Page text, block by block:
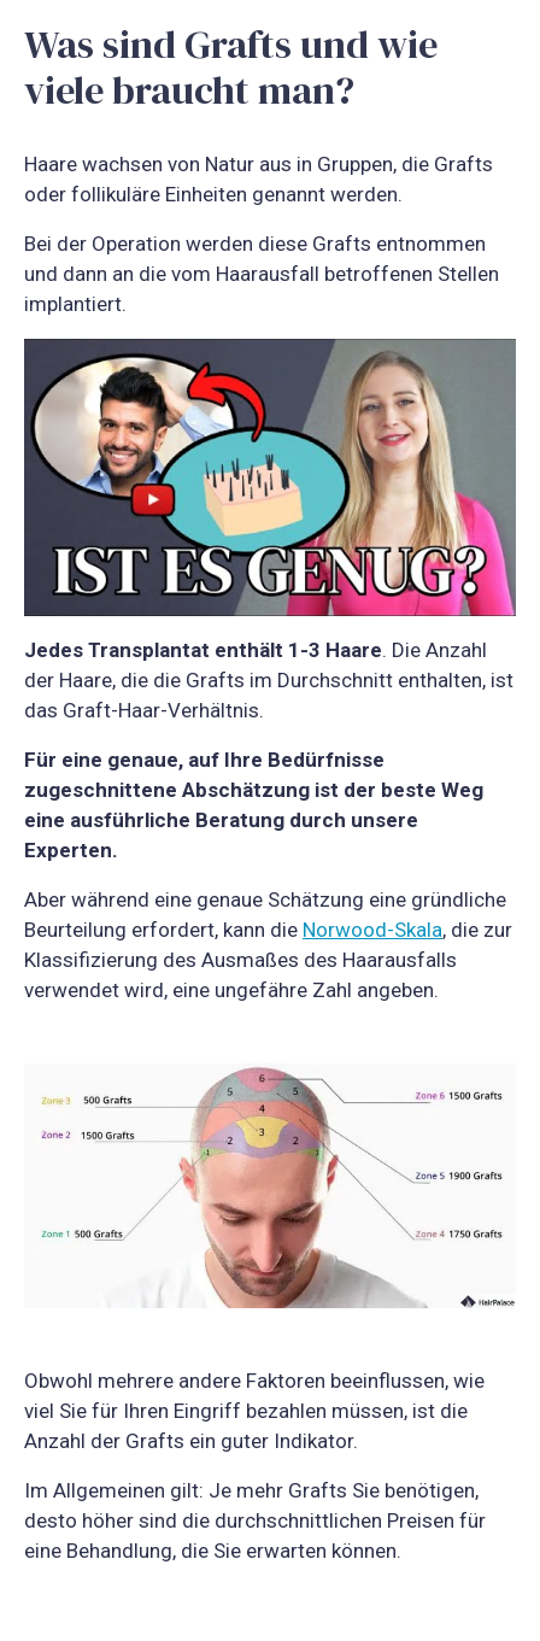
Was sind Grafts und wie
viele braucht man?
Haare wachsen von Natur aus in Gruppen, die Grafts
oder follikuläre Einheiten genannt werden.
Bei der Operation werden diese Grafts entnommen
und dann an die vom Haarausfall betroffenen Stellen
implantiert.
Jedes Transplantat enthält 1-3 Haare. Die Anzahl
der Haare, die die Grafts im Durchschnitt enthalten, ist
das Graft-Haar-Verhältnis.
Für eine genaue, auf Ihre Bedürfnisse
zugeschnittene Abschätzung ist der beste Weg
eine ausführliche Beratung durch unsere
Experten.
Aber während eine genaue Schätzung eine gründliche
Beurteilung erfordert, kann die Norwood-Skala, die zur
Klassifizierung des Ausmaßes des Haarausfalls
verwendet wird, eine ungefähre Zahl angeben.
Obwohl mehrere andere Faktoren beeinflussen, wie
viel Sie für Ihren Eingriff bezahlen müssen, ist die
Anzahl der Grafts ein guter Indikator.
Im Allgemeinen gilt: Je mehr Grafts Sie benötigen,
desto höher sind die durchschnittlichen Preisen für
eine Behandlung, die Sie erwarten können.